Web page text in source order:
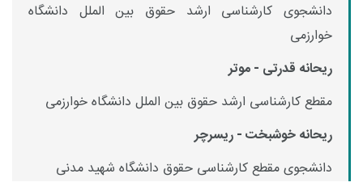
دانشجوی کارشناسی ارشد حقوق بین الملل دانشگاه
خوارزمی
ریحانه قدرتی - موتر
مقطع کارشناسی ارشد حقوق بین الملل دانشگاه خوارزمی
ریحانه خوشبخت - ریسرچر
دانشجوی مقطع کارشناسی حقوق دانشگاه شهید مدنی